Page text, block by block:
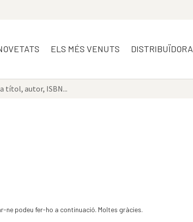
ELS MÉS VENUTS DISTRIBUÏDORA
ne podeu fer-ho a continuació. Moltes gràcies.